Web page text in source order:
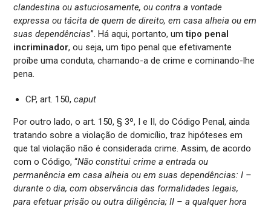
clandestina ou astuciosamente, ou contra a vontade
expressa ou tácita de quem de direito, em casa alheia ou em
suas dependências”. Há aqui, portanto, umtipo penal
incriminador, ou seja, um tipo penal que efetivamente
proíbe uma conduta, chamando-a de crime e cominando-lhe
pena.
CP, art. 150,caput
Por outro lado, o art. 150, § 3º, I e II, do Código Penal, ainda
tratando sobre a violação de domicílio, traz hipóteses em
que tal violação não é considerada crime. Assim, de acordo
com o Código, “Não constitui crime a entrada ou
permanência em casa alheia ou em suas dependências: I –
durante o dia, com observância das formalidades legais,
para efetuar prisão ou outra diligência; II – a qualquer hora